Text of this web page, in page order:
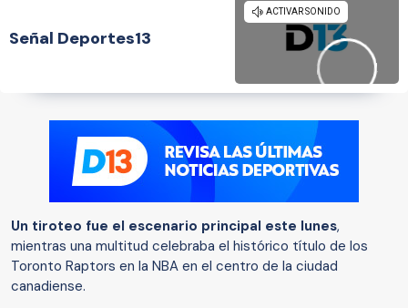
Señal Deportes13
Un tiroteo fue el escenario principal este lunes,
mientras una multitud celebraba el histórico título de los
Toronto Raptors en la NBA en el centro de la ciudad
canadiense.